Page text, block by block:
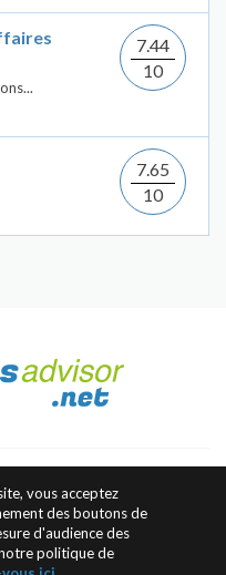
7.44
10
7.65
10
vous acceptez
des boutons de
d'audience des
politique de